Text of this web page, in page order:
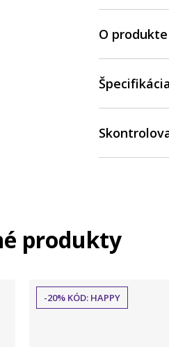
O produkte
produkty
-20% KÓD: HAPPY